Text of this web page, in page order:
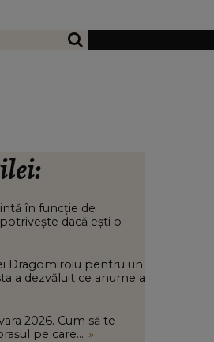
în funcție de
dacă ești o
Dragomiroiu pentru un
a dezvăluit ce anume a
2026. Cum să te
pe care... »